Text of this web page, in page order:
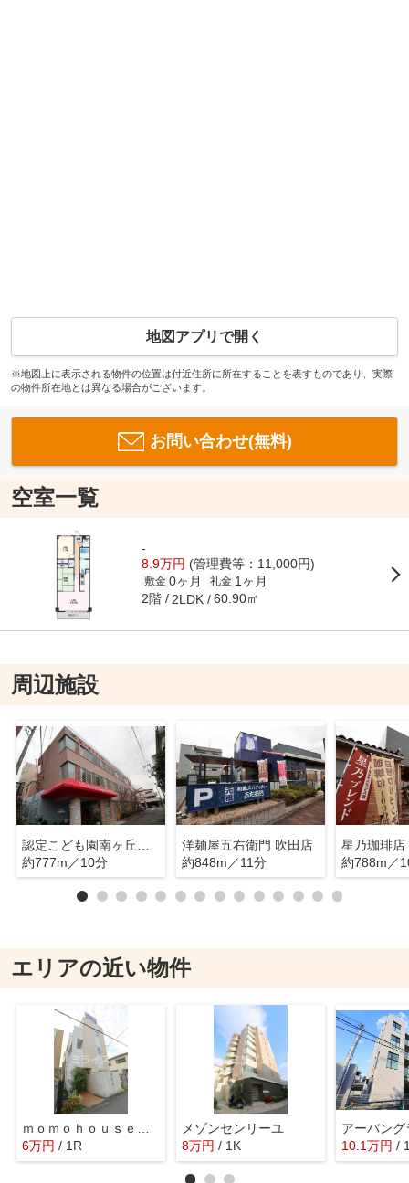
地図アプリで開く
※地図上に表示される物件の位置は付近住所に所在することを表すものであり、実際
の物件所在地とは異なる場合がございます。
お問い合わせ(無料)
空室一覧
-
8.9万円 (管理費等：11,000円)
敷金 0ヶ月 礼金 1ヶ月
2階 2LDK 60.90㎡
周辺施設
約777m／10分
洋麺屋五右衛門 吹田店
約848m／11分
星乃珈琲店
約788m／
エリアの近い物件
ｍｏｍｏｈｏｕｓｅ高城町
6万円 / 1R
メゾンセンリーユ
8万円 / 1K
アーバン
10.1万円 /